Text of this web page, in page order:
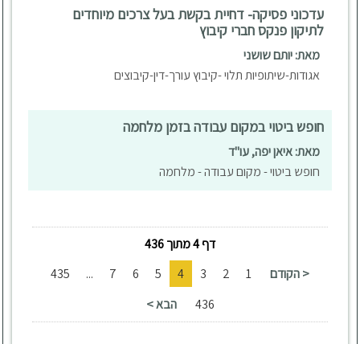
עדכוני פסיקה- דחיית בקשת בעל צרכים מיוחדים
לתיקון פנקס חברי קיבוץ
מאת: יותם שושני
אגודות-שיתופיות תלוי -קיבוץ עורך-דין-קיבוצים
חופש ביטוי במקום עבודה בזמן מלחמה
מאת: איאן יפה, עו"ד
חופש ביטוי - מקום עבודה - מלחמה
דף 4 מתוך 436
< הקודם
1
2
3
4
5
6
7
...
435
436
הבא >